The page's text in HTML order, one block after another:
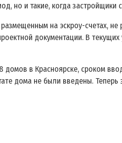
но и такие, когда застройщики
на эскроу-счетах,
документации. В
в Красноярске, сроком
дома не были введены.